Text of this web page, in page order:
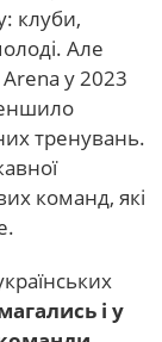
клуби,
Але
у 2023
тренувань.
команд, які
і у